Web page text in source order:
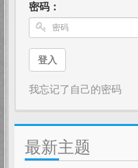
密码：
登入
我忘记了自己的密码
最新主题